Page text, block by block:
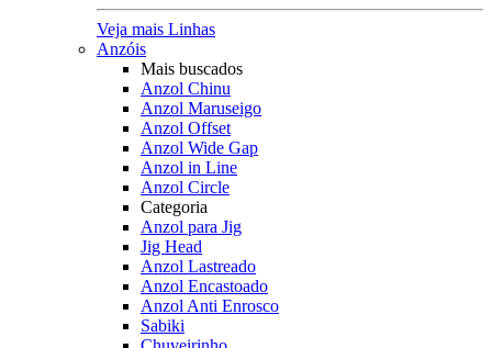
Veja mais Linhas
Anzóis
Mais buscados
Anzol Chinu
Anzol Maruseigo
Anzol Offset
Anzol Wide Gap
Anzol in Line
Anzol Circle
Categoria
Anzol para Jig
Jig Head
Anzol Lastreado
Anzol Encastoado
Anzol Anti Enrosco
Sabiki